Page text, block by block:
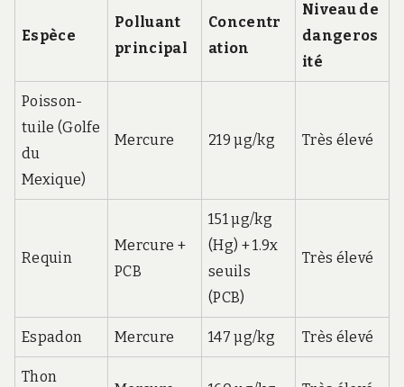
Espèce
Polluant
principal
Concentr
ation
Niveau de
dangeros
ité
Poisson-
tuile (Golfe
du
Mexique)
Mercure 219 µg/kg Très élevé
Requin
Mercure +
PCB
151 µg/kg
(Hg) + 1.9x
seuils
(PCB)
Très élevé
Espadon Mercure 147 µg/kg Très élevé
Thon